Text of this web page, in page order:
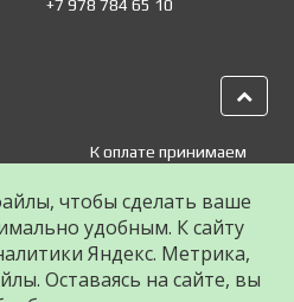
+7 978 784 65 10
К оплате принимаем
чтобы сделать ваше
удобным. К cайту
Яндекс. Метрика,
Оставаясь на сайте, вы